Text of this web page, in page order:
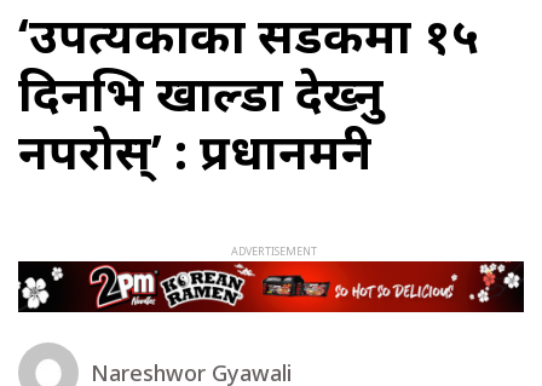
‘उपत्यकाका सडकमा १५
दिनभित्र खाल्डा देख्नु
नपरोस्’ : प्रधानमन्त्री
Nareshwor Gyawali